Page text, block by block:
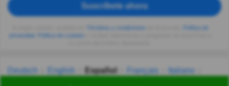
Suscríbete ahora
privacidad
Deutsch English Español Français
Italiano